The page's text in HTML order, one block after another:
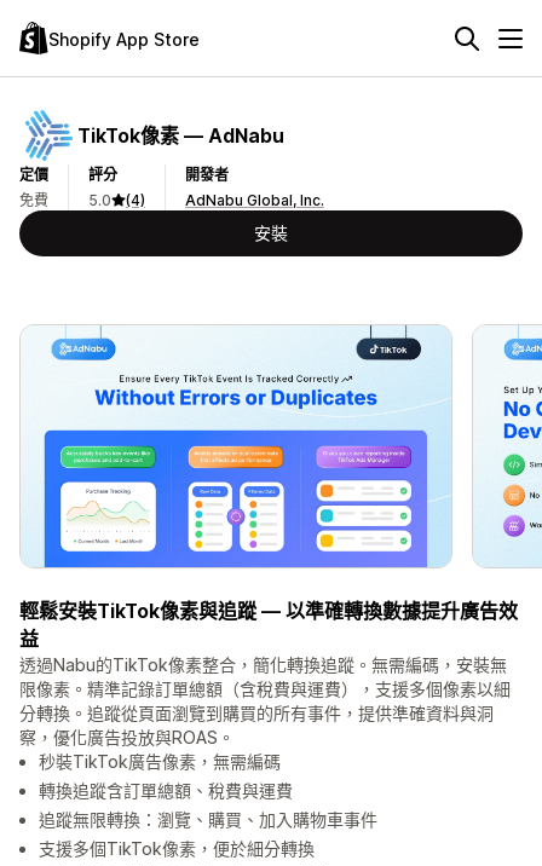
Shopify App Store
TikTok像素 — AdNabu
定價
免費
評分
5.0
(4)
開發者
AdNabu Global, Inc.
安裝
輕鬆安裝TikTok像素與追蹤 — 以準確轉換數據提升廣告效
益
透過Nabu的TikTok像素整合，簡化轉換追蹤。無需編碼，安裝無
限像素。精準記錄訂單總額（含稅費與運費），支援多個像素以細
分轉換。追蹤從頁面瀏覽到購買的所有事件，提供準確資料與洞
察，優化廣告投放與ROAS。
秒裝TikTok廣告像素，無需編碼
轉換追蹤含訂單總額、稅費與運費
追蹤無限轉換：瀏覽、購買、加入購物車事件
支援多個TikTok像素，便於細分轉換